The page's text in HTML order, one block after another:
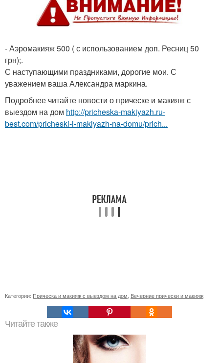
- Аэромакияж 500 ( с использованием доп. Ресниц 50
грн);.
С наступающими праздниками, дорогие мои. С
уважением ваша Александра маркина.
Подробнее читайте новости о прическе и макияж с
выездом на дом http://pricheska-makiyazh.ru-
best.com/pricheski-i-makiyazh-na-domu/prich...
Категории: Прическа и макияж с выездом на дом Вечерние прически и макияж
Читайте также